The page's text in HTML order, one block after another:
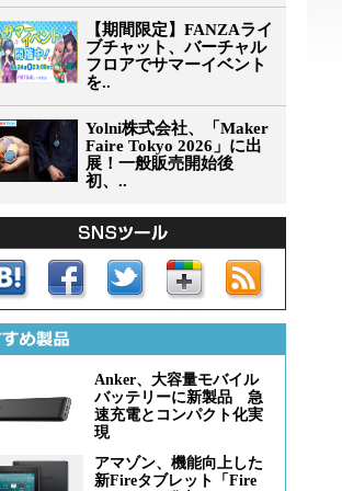
【期間限定】FANZAライ
ブチャット、バーチャル
フロアでサマーイベント
を..
Yolni株式会社、「Maker
Faire Tokyo 2026」に出
展！一般販売開始後
初、..
Anker、大容量モバイル
バッテリーに新製品 急
速充電とコンパクト化実
現
アマゾン、機能向上した
新Fireタブレット「Fire